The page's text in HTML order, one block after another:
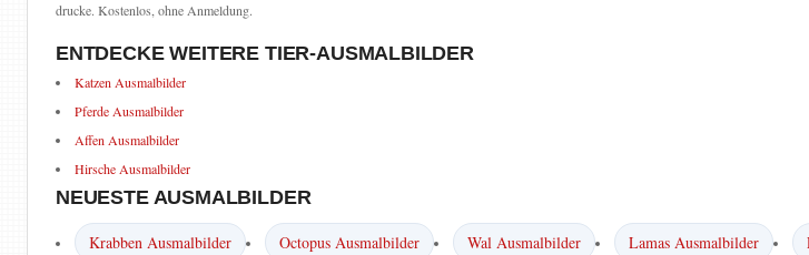
drucke. Kostenlos, ohne Anmeldung.
ENTDECKE WEITERE TIER-AUSMALBILDER
Katzen Ausmalbilder
Pferde Ausmalbilder
Affen Ausmalbilder
Hirsche Ausmalbilder
NEUESTE AUSMALBILDER
Krabben Ausmalbilder Octopus Ausmalbilder Wal Ausmalbilder Lamas Ausmalbilder